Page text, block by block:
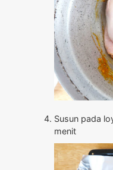
Susun pada
menit